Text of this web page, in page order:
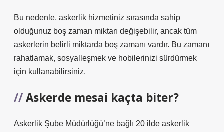
Bu nedenle, askerlik hizmetiniz sırasında sahip
olduğunuz boş zaman miktarı değişebilir, ancak tüm
askerlerin belirli miktarda boş zamanı vardır. Bu zamanı
rahatlamak, sosyalleşmek ve hobilerinizi sürdürmek
için kullanabilirsiniz.
Askerde mesai kaçta biter?
Askerlik Şube Müdürlüğü’ne bağlı 20 ilde askerlik